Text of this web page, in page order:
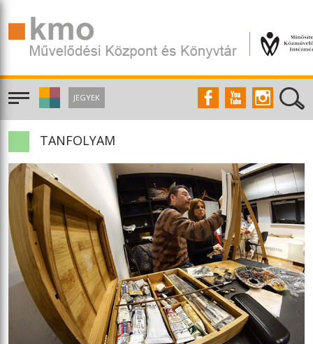
JEGYEK
TANFOLYAM